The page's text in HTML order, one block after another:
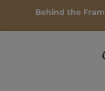
Behind the